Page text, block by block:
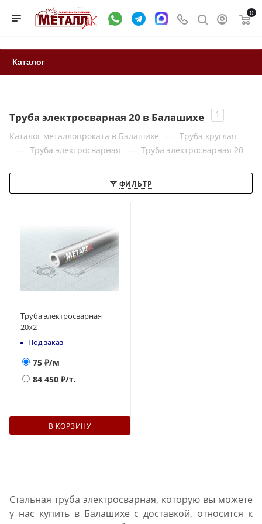
0
Каталог
Труба электросварная 20 в Балашихе
1
Каталог металлопроката в Балашихе — Труба круглая
— Труба электросварная — Труба электросварная 20
ФИЛЬТР
Труба электросварная
20х2
Под заказ
75 ₽/м
84 450 ₽/т.
В КОРЗИНУ
Стальная труба электросварная, которую вы можете
у нас купить в Балашихе с доставкой, относится к